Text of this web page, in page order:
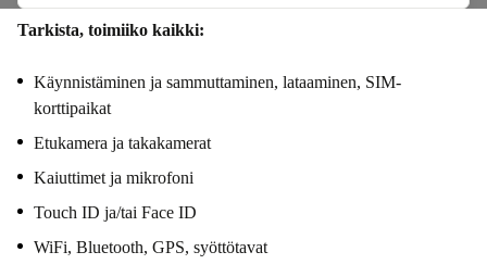
Tarkista, toimiiko kaikki:
Käynnistäminen ja sammuttaminen, lataaminen, SIM-
korttipaikat
Etukamera ja takakamerat
Kaiuttimet ja mikrofoni
Touch ID ja/tai Face ID
WiFi, Bluetooth, GPS, syöttötavat